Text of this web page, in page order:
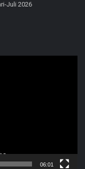
Juli 2026
06:01